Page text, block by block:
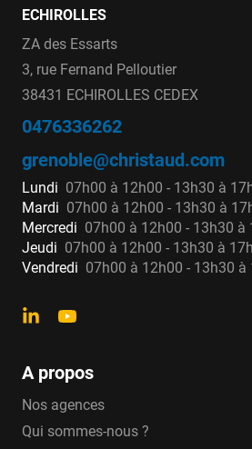
ECHIROLLES
ZA des Essarts
3, rue Fernand Pelloutier
38431 ECHIROLLES CEDEX
0476336262
grenoble@christaud.com
Lundi 07h00 à 12h00 - 13h30 à
Mardi 07h00 à 12h00 - 13h30 à
Mercredi 07h00 à 12h00 - 13h30 à
Jeudi 07h00 à 12h00 - 13h30 à
Vendredi 07h00 à 12h00 - 13h30 à
A propos
Nos agences
Qui sommes-nous ?